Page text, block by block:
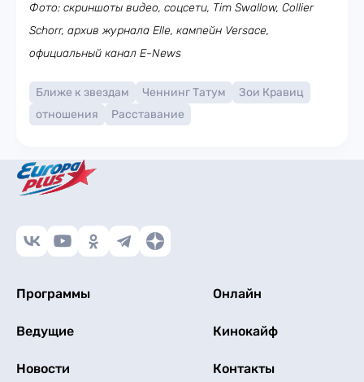
Фото: скриншоты видео, соцсети, Tim Swallow, Collier
Schorr, архив журнала Elle, кампейн Versace,
официальный канал E-News
Ближе к звездам Ченнинг Татум
Зои Кравиц
отношения
Расставание
Программы Онлайн
Ведущие Кинокайф
Новости Контакты